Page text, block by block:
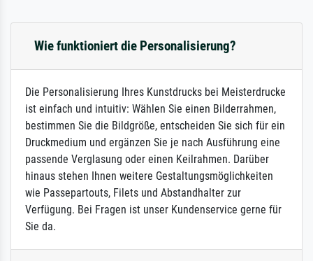
Wie funktioniert die Personalisierung?
Die Personalisierung Ihres Kunstdrucks bei Meisterdrucke
ist einfach und intuitiv: Wählen Sie einen Bilderrahmen,
bestimmen Sie die Bildgröße, entscheiden Sie sich für ein
Druckmedium und ergänzen Sie je nach Ausführung eine
passende Verglasung oder einen Keilrahmen. Darüber
hinaus stehen Ihnen weitere Gestaltungsmöglichkeiten
wie Passepartouts, Filets und Abstandhalter zur
Verfügung. Bei Fragen ist unser Kundenservice gerne für
Sie da.